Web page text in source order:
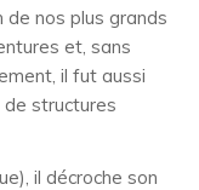
de nos plus grands
et, sans
il fut aussi
structures
il décroche son